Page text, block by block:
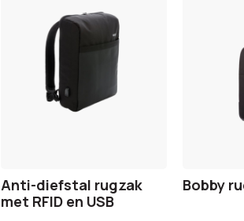
Anti-diefstal rugzak
met RFID en USB
Bobby